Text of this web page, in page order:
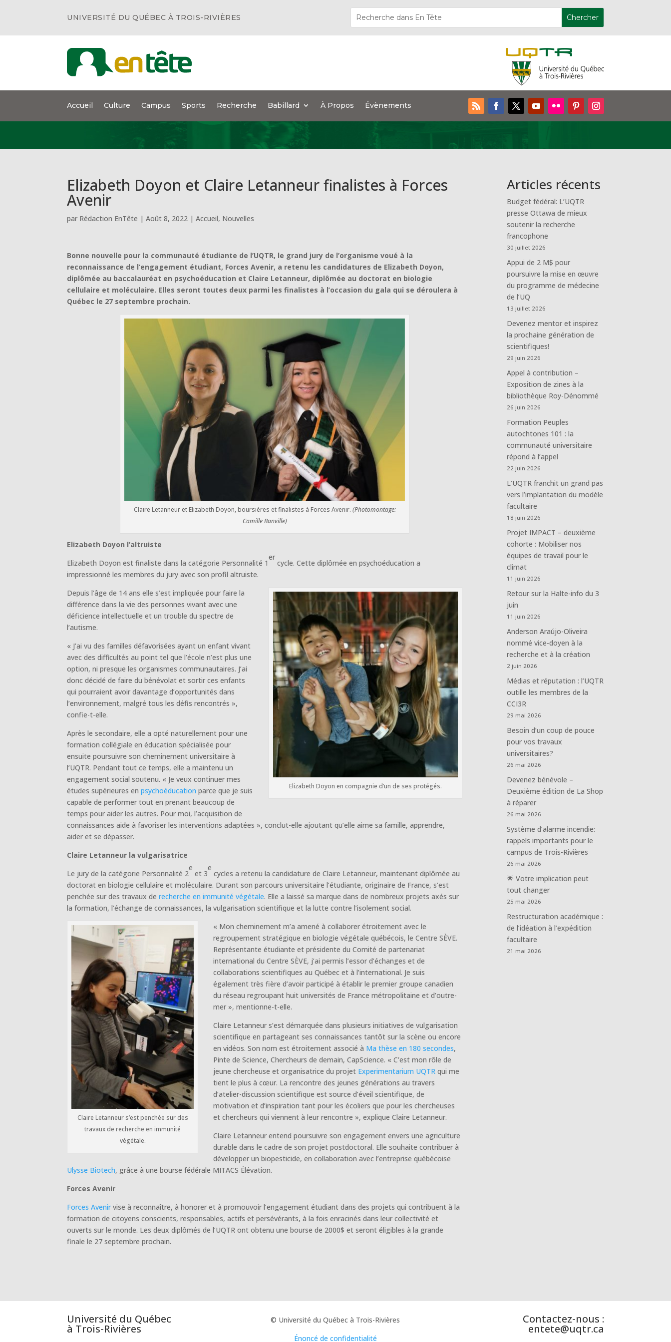
UNIVERSITÉ DU QUÉBEC À TROIS-RIVIÈRES
Accueil Culture Campus Sports Recherche Babillard À Propos Évènements
Elizabeth Doyon et Claire Letanneur finalistes à Forces
Avenir
par Rédaction EnTête |Août 8, 2022 |Accueil, Nouvelles
Bonne nouvelle pour la communauté étudiante de l’UQTR, le grand jury de l’organisme voué à la
reconnaissance de l’engagement étudiant, Forces Avenir, a retenu les candidatures de Elizabeth Doyon,
diplômée au baccalauréat en psychoéducation et Claire Letanneur, diplômée au doctorat en biologie
cellulaire et moléculaire. Elles seront toutes deux parmi les finalistes à l’occasion du gala qui se déroulera à
Québec le 27 septembre prochain.
Claire Letanneur et Elizabeth Doyon, boursières et finalistes à Forces Avenir. (Photomontage:
Camille Banville)
Elizabeth Doyon l’altruiste
Elizabeth Doyon est finaliste dans la catégorie Personnalité 1
er
cycle. Cette diplômée en psychoéducation a
impressionné les membres du jury avec son profil altruiste.
Elizabeth Doyon en compagnie d’un de ses protégés.
Depuis l’âge de 14 ans elle s’est impliquée pour faire la
différence dans la vie des personnes vivant avec une
déficience intellectuelle et un trouble du spectre de
l’autisme.
« J’ai vu des familles défavorisées ayant un enfant vivant
avec des difficultés au point tel que l’école n’est plus une
option, ni presque les organismes communautaires. J’ai
donc décidé de faire du bénévolat et sortir ces enfants
qui pourraient avoir davantage d’opportunités dans
l’environnement, malgré tous les défis rencontrés »,
confie-t-elle.
Après le secondaire, elle a opté naturellement pour une
formation collégiale en éducation spécialisée pour
ensuite poursuivre son cheminement universitaire à
l’UQTR. Pendant tout ce temps, elle a maintenu un
engagement social soutenu. « Je veux continuer mes
études supérieures enpsychoéducation parce que je suis
capable de performer tout en prenant beaucoup de
temps pour aider les autres. Pour moi, l’acquisition de
connaissances aide à favoriser les interventions adaptées », conclut-elle ajoutant qu’elle aime sa famille, apprendre,
aider et se dépasser.
Claire Letanneur la vulgarisatrice
Le jury de la catégorie Personnalité 2
e
et 3
e
cycles a retenu la candidature de Claire Letanneur, maintenant diplômée au
doctorat en biologie cellulaire et moléculaire. Durant son parcours universitaire l’étudiante, originaire de France, s’est
penchée sur des travaux derecherche en immunité végétale. Elle a laissé sa marque dans de nombreux projets axés sur
la formation, l’échange de connaissances, la vulgarisation scientifique et la lutte contre l’isolement social.
Claire Letanneur s’est penchée sur des
travaux de recherche en immunité
végétale.
« Mon cheminement m’a amené à collaborer étroitement avec le
regroupement stratégique en biologie végétale québécois, le Centre SÈVE.
Représentante étudiante et présidente du Comité de partenariat
international du Centre SÈVE, j’ai permis l’essor d’échanges et de
collaborations scientifiques au Québec et à l’international. Je suis
également très fière d’avoir participé à établir le premier groupe canadien
du réseau regroupant huit universités de France métropolitaine et d’outre-
mer », mentionne-t-elle.
Claire Letanneur s’est démarquée dans plusieurs initiatives de vulgarisation
scientifique en partageant ses connaissances tantôt sur la scène ou encore
en vidéos. Son nom est étroitement associé à Ma thèse en 180 secondes,
Pinte de Science, Chercheurs de demain, CapScience. « C’est mon rôle de
jeune chercheuse et organisatrice du projet Experimentarium UQTR qui me
tient le plus à cœur. La rencontre des jeunes générations au travers
d’atelier-discussion scientifique est source d’éveil scientifique, de
motivation et d’inspiration tant pour les écoliers que pour les chercheuses
et chercheurs qui viennent à leur rencontre », explique Claire Letanneur.
Claire Letanneur entend poursuivre son engagement envers une agriculture
durable dans le cadre de son projet postdoctoral. Elle souhaite contribuer à
développer un biopesticide, en collaboration avec l’entreprise québécoise
Ulysse Biotech, grâce à une bourse fédérale MITACS Élévation.
Forces Avenir
Forces Avenirvise à reconnaître, à honorer et à promouvoir l’engagement étudiant dans des projets qui contribuent à la
formation de citoyens conscients, responsables, actifs et persévérants, à la fois enracinés dans leur collectivité et
ouverts sur le monde. Les deux diplômés de l’UQTR ont obtenu une bourse de 2000$ et seront éligibles à la grande
finale le 27 septembre prochain.
Articles récents
Budget fédéral: L’UQTR
presse Ottawa de mieux
soutenir la recherche
francophone
30 juillet 2026
Appui de 2 M$ pour
poursuivre la mise en œuvre
du programme de médecine
de l’UQ
13 juillet 2026
Devenez mentor et inspirez
la prochaine génération de
scientifiques!
29 juin 2026
Appel à contribution –
Exposition de zines à la
bibliothèque Roy-Dénommé
26 juin 2026
Formation Peuples
autochtones 101 : la
communauté universitaire
répond à l’appel
22 juin 2026
L’UQTR franchit un grand pas
vers l’implantation du modèle
facultaire
18 juin 2026
Projet IMPACT – deuxième
cohorte : Mobiliser nos
équipes de travail pour le
climat
11 juin 2026
Retour sur la Halte-info du 3
juin
11 juin 2026
Anderson Araújo-Oliveira
nommé vice-doyen à la
recherche et à la création
2 juin 2026
Médias et réputation : l’UQTR
outille les membres de la
CCI3R
29 mai 2026
Besoin d’un coup de pouce
pour vos travaux
universitaires?
26 mai 2026
Devenez bénévole –
Deuxième édition de La Shop
à réparer
26 mai 2026
Système d’alarme incendie:
rappels importants pour le
campus de Trois-Rivières
26 mai 2026
🌟 Votre implication peut
tout changer
25 mai 2026
Restructuration académique :
de l’idéation à l’expédition
facultaire
21 mai 2026
Université du Québec
à Trois-Rivières
© Université du Québec à Trois-Rivières
Énoncé de confidentialité
Contactez-nous :
entete@uqtr.ca